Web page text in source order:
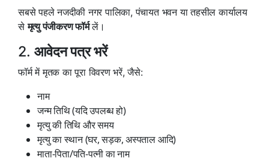
सबसे पहले नजदीकी नगर पालिका, पंचायत भवन या तहसील कार्यालय
सेमृत्यु पंजीकरण फॉर्मलें।
2. आवेदन पत्र भरें
फॉर्म में मृतक का पूरा विवरण भरें, जैसे:
नाम
जन्म तिथि (यदि उपलब्ध हो)
मृत्यु की तिथि और समय
मृत्यु का स्थान (घर, सड़क, अस्पताल आदि)
माता-पिता/पति-पत्नी का नाम